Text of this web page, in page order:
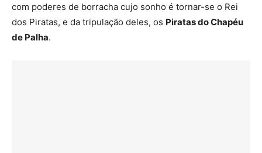
com poderes de borracha cujo sonho é tornar-se o Rei
dos Piratas, e da tripulação deles, os Piratas do Chapéu
de Palha.